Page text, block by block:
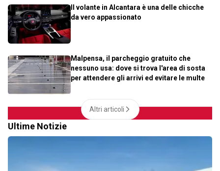
Il volante in Alcantara è una delle chicche
da vero appassionato
Malpensa, il parcheggio gratuito che
nessuno usa: dove si trova l'area di sosta
per attendere gli arrivi ed evitare le multe
Altri articoli
Ultime Notizie